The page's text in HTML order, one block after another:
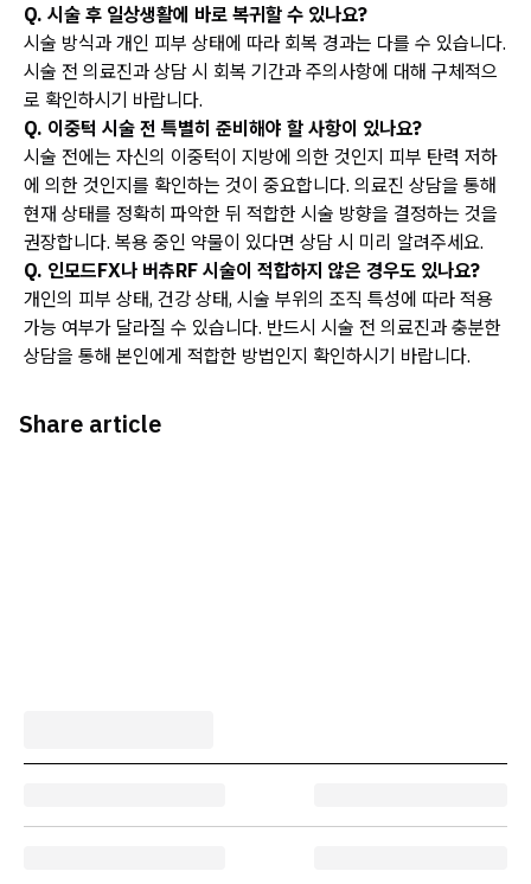
Q. 시술 후 일상생활에 바로 복귀할 수 있나요?
시술 방식과 개인 피부 상태에 따라 회복 경과는 다를 수 있습니다.
시술 전 의료진과 상담 시 회복 기간과 주의사항에 대해 구체적으
로 확인하시기 바랍니다.
Q. 이중턱 시술 전 특별히 준비해야 할 사항이 있나요?
시술 전에는 자신의 이중턱이 지방에 의한 것인지 피부 탄력 저하
에 의한 것인지를 확인하는 것이 중요합니다. 의료진 상담을 통해
현재 상태를 정확히 파악한 뒤 적합한 시술 방향을 결정하는 것을
권장합니다. 복용 중인 약물이 있다면 상담 시 미리 알려주세요.
Q. 인모드FX나 버츄RF 시술이 적합하지 않은 경우도 있나요?
개인의 피부 상태, 건강 상태, 시술 부위의 조직 특성에 따라 적용
가능 여부가 달라질 수 있습니다. 반드시 시술 전 의료진과 충분한
상담을 통해 본인에게 적합한 방법인지 확인하시기 바랍니다.
Share article